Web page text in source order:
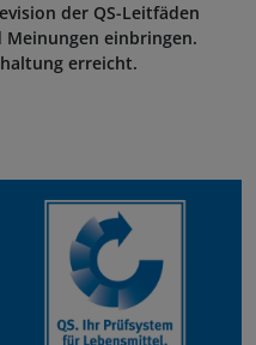
der QS-Leitfäden
einbringen.
erreicht.